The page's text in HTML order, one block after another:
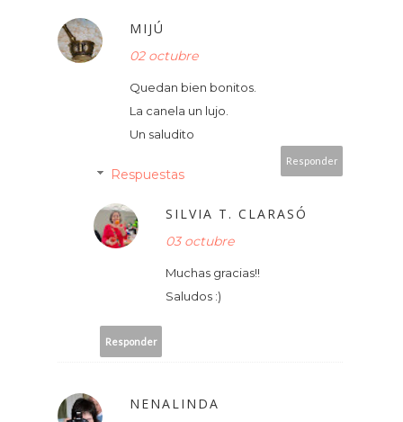
MIJÚ
02 octubre
Quedan bien bonitos.
La canela un lujo.
Un saludito
Responder
Respuestas
SILVIA T. CLARASÓ
03 octubre
Muchas gracias!!
Saludos :)
Responder
NENALINDA